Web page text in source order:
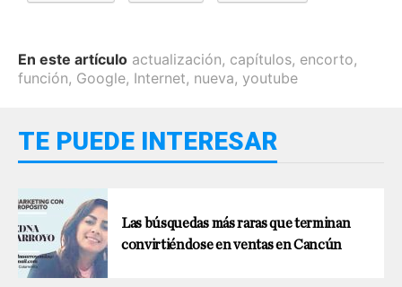
En este artículo actualización, capítulos, encorto,
función, Google, Internet, nueva, youtube
TE PUEDE INTERESAR
Las búsquedas más raras que terminan
convirtiéndose en ventas en Cancún